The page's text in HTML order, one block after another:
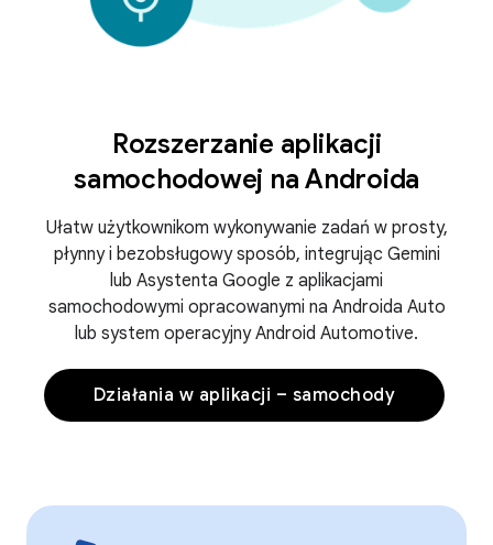
Rozszerzanie aplikacji
samochodowej na Androida
Ułatw użytkownikom wykonywanie zadań w prosty,
płynny i bezobsługowy sposób, integrując Gemini
lub Asystenta Google z aplikacjami
samochodowymi opracowanymi na Androida Auto
lub system operacyjny Android Automotive.
Działania w aplikacji – samochody